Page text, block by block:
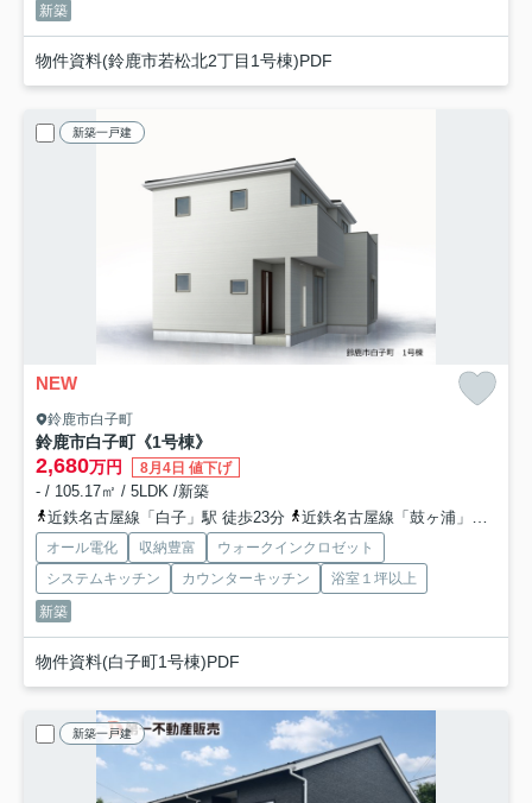
新築
物件資料(鈴鹿市若松北2丁目1号棟)PDF
新築一戸建
NEW
鈴鹿市白子町
鈴鹿市白子町《1号棟》
2,680万円 8月4日 値下げ
- / 105.17㎡ / 5LDK /新築
近鉄名古屋線「白子」駅 徒歩23分
近鉄名古屋線「鼓ヶ浦」駅 徒歩25分
オール電化 収納豊富
ウォークインクロゼット
システムキッチン
カウンターキッチン
浴室１坪以上
新築
物件資料(白子町1号棟)PDF
新築一戸建